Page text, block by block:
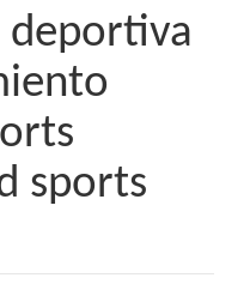
deportiva
sports